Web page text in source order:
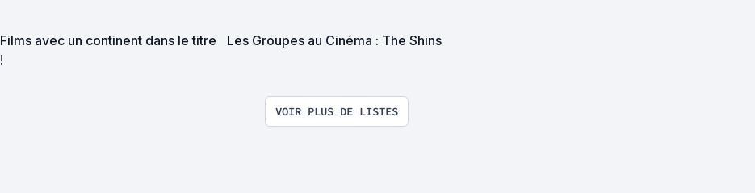
Films avec un continent dans le titre
!
Les Groupes au Cinéma : The Shins
VOIR PLUS DE LISTES